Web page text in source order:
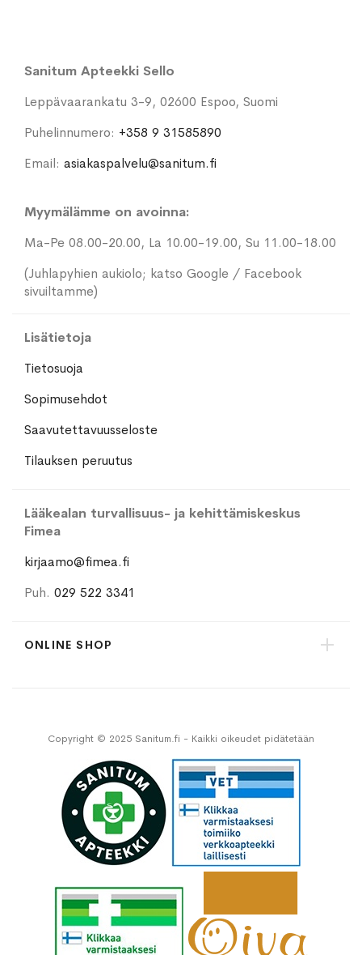
Sanitum Apteekki Sello
Leppävaarankatu 3-9, 02600 Espoo, Suomi
Puhelinnumero: +358 9 31585890
Email: asiakaspalvelu@sanitum.fi
Myymälämme on avoinna:
Ma-Pe 08.00-20.00, La 10.00-19.00, Su 11.00-18.00
(Juhlapyhien aukiolo; katso Google / Facebook
sivuiltamme)
Lisätietoja
Tietosuoja
Sopimusehdot
Saavutettavuusseloste
Tilauksen peruutus
Lääkealan turvallisuus- ja kehittämiskeskus
Fimea
kirjaamo@fimea.fi
Puh. 029 522 3341
ONLINE SHOP
Copyright © 2025 Sanitum.fi - Kaikki oikeudet pidätetään